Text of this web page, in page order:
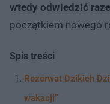
wtedy odwiedzić
początkiem nowego
Spis treści
Rezerwat Dzikich
wakacji”